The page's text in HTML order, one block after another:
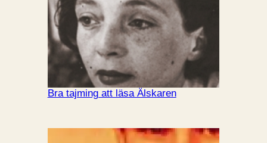
Bra tajming att läsa Älskaren